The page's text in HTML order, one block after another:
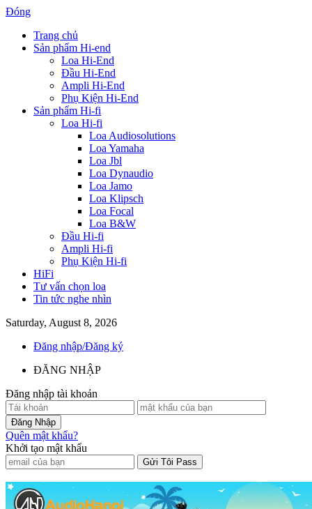
Đóng
Trang chủ
Sản phẩm Hi-end
Loa Hi-End
Đầu Hi-End
Ampli Hi-End
Phụ Kiện Hi-End
Sản phẩm Hi-fi
Loa Hi-fi
Loa Audiosolutions
Loa Yamaha
Loa Jbl
Loa Dynaudio
Loa Jamo
Loa Klipsch
Loa Focal
Loa B&W
Đầu Hi-fi
Ampli Hi-fi
Phụ Kiện Hi-fi
HiFi
Tư vấn chọn loa
Tin tức nghe nhìn
Saturday, August 8, 2026
Đăng nhập/Đăng ký
ĐĂNG NHẬP
Đăng nhập tài khoản
Quên mật khẩu?
Khởi tạo mật khẩu